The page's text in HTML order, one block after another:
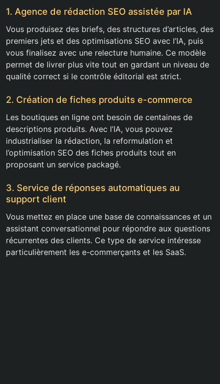
1. Agence de rédaction SEO assistée par IA
Vous produisez des briefs, des structures d’articles, des
premiers jets et des optimisations SEO avec l’IA, puis
vous finalisez avec une relecture humaine. Ce modèle
permet de livrer plus vite tout en gardant un niveau de
qualité correct si le contrôle éditorial est strict.
2. Création de fiches produits e-commerce
Les boutiques en ligne ont besoin de centaines de
descriptions produits. Avec l’IA, vous pouvez
industrialiser la rédaction, la reformulation et
l’optimisation SEO des fiches produits tout en
proposant un service packagé.
3. Service de réponses automatiques au
support client
Vous mettez en place une base de connaissances et un
assistant conversationnel pour répondre aux questions
récurrentes des clients. Ce type de service intéresse
particulièrement les e-commerçants et les SaaS.